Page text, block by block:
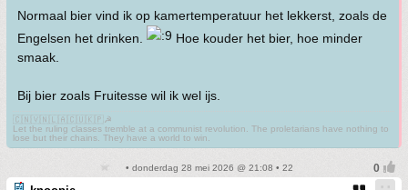
Normaal bier vind ik op kamertemperatuur het lekkerst, zoals de
Engelsen het drinken.
Hoe kouder het bier, hoe minder
smaak.
Bij bier zoals Fruitesse wil ik wel ijs.
🇨🇳🇻🇳🇱🇦🇨🇺🇰🇵☭
Let the ruling classes tremble at a communist revolution. The proletarians have nothing to
lose but their chains. They have a world to win.
• donderdag 28 mei 2026 @ 21:08 • 22